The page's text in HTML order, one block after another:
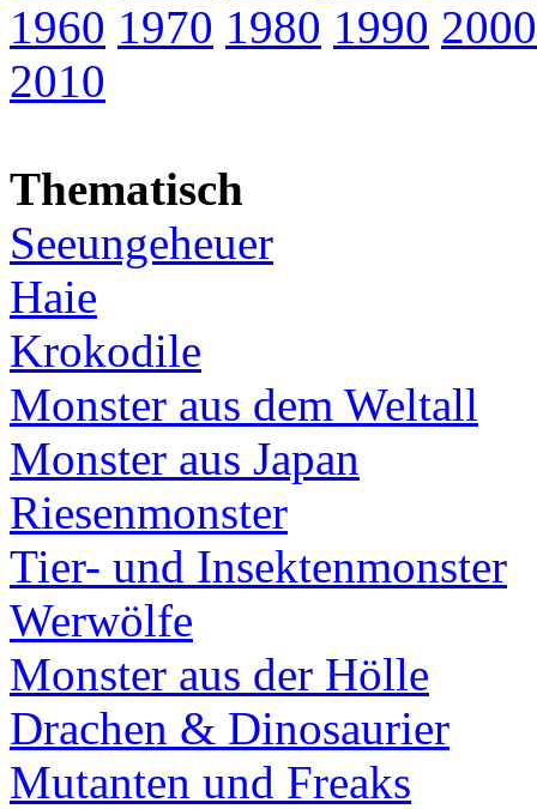
1960 1970 1980 1990 2000
2010
Thematisch
Seeungeheuer
Haie
Krokodile
Monster aus dem Weltall
Monster aus Japan
Riesenmonster
Tier- und Insektenmonster
Werwölfe
Monster aus der Hölle
Drachen & Dinosaurier
Mutanten und Freaks